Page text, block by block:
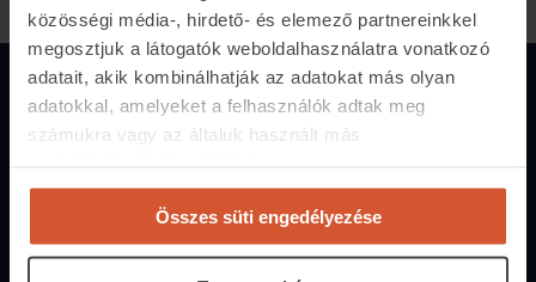
közösségi média-, hirdető- és elemező partnereinkkel
megosztjuk a látogatók weboldalhasználatra vonatkozó
adatait, akik kombinálhatják az adatokat más olyan
adatokkal, amelyeket a felhasználók adtak meg
számukra vagy az általuk használt más
Összes süti engedélyezése
Magánszemélyeknek
Hirdetés feladás
Árak és hirdetési lehetőségek
Fizetési lehetőségek